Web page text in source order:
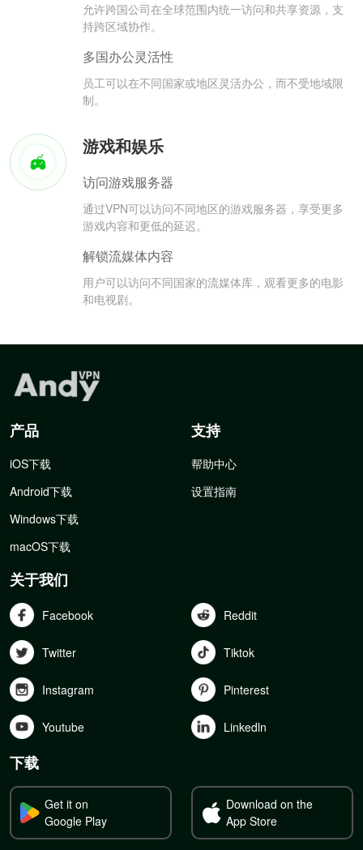
允许跨国公司在全球范围内统一访问和共享资源，支
持跨区域协作。
多国办公灵活性
员工可以在不同国家或地区灵活办公，而不受地域限
制。
游戏和娱乐
访问游戏服务器
通过VPN可以访问不同地区的游戏服务器，享受更多
游戏内容和更低的延迟。
解锁流媒体内容
用户可以访问不同国家的流媒体库，观看更多的电影
和电视剧。
产品
iOS下载
Android下载
Windows下载
macOS下载
支持
帮助中心
设置指南
关于我们
Facebook Reddit
Twitter Tiktok
Instagram Pinterest
Youtube Linkedln
下载
Get it on
Google Play
Download on the
App Store